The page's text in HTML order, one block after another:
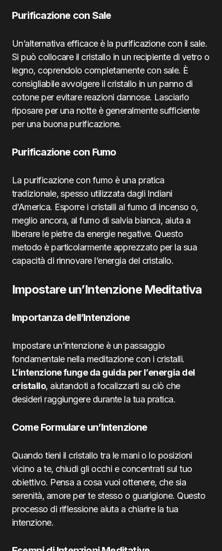
Purificazione con Sale
Un’alternativa efficace è la purificazione con il sale.
Si può collocare il cristallo in un recipiente di vetro o
legno, coprendolo completamente con sale. È
consigliabile avvolgere il cristallo in un panno di
cotone per evitare reazioni dannose. Lasciarlo
riposare per una notte è generalmente sufficiente
per una buona purificazione.
Purificazione con Fumo
La purificazione con fumo è una pratica
tradizionale, spesso utilizzata dagli Indiani
d’America. Esporre i cristalli al fumo di incenso o,
meglio ancora, al fumo di salvia bianca, aiuta a
liberare le pietre da energie negative. Questo
metodo è particolarmente apprezzato per la sua
capacità di rinnovare l’energia del cristallo.
Impostare un’Intenzione Meditativa
Importanza dell’Intenzione
Impostare un’intenzione è un passaggio
fondamentale nella meditazione con i cristalli.
L’intenzione funge da guida per l’energia del
cristallo, aiutandoti a focalizzarti su ciò che
desideri raggiungere durante la tua pratica.
Come Formulare un’Intenzione
Quando tieni il cristallo tra le mani o lo posizioni
vicino a te, chiudi gli occhi e concentrati sul tuo
obiettivo. Pensa a cosa vuoi ottenere, che sia
serenità, amore per te stesso o guarigione. Questo
processo di riflessione aiuta a chiarire la tua
intenzione.